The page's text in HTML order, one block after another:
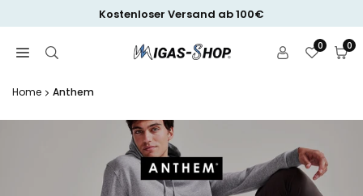
Inhalt
springen
Kostenloser Versand ab 100€
0 0
Home Anthem